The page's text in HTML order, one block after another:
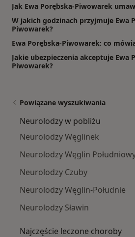
Jak Ewa Porębska-Piwowarek
W jakich godzinach przyjmuje Ewa
Piwowarek?
Ewa Porębska-Piwowarek: co
Jakie ubezpieczenia akceptuje Ewa
Piwowarek?
Powiązane wyszukiwania
Neurolodzy w pobliżu
Neurolodzy Węglinek
Neurolodzy Węglin
Neurolodzy Czuby
Neurolodzy Węglin-Południe
Neurolodzy Sławin
Najczęście leczone choroby